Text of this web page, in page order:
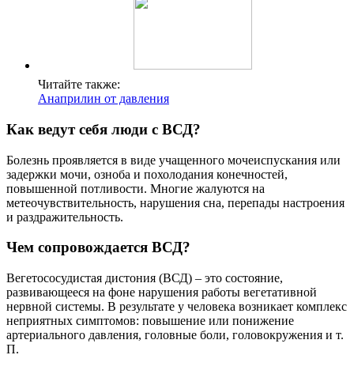
Читайте также:
Анаприлин от давления
Как ведут себя люди с ВСД?
Болезнь проявляется в виде учащенного мочеиспускания или
задержки мочи, озноба и похолодания конечностей,
повышенной потливости. Многие жалуются на
метеочувствительность, нарушения сна, перепады настроения
и раздражительность.
Чем сопровождается ВСД?
Вегетососудистая дистония (ВСД) – это состояние,
развивающееся на фоне нарушения работы вегетативной
нервной системы. В результате у человека возникает комплекс
неприятных симптомов: повышение или понижение
артериального давления, головные боли, головокружения и т.
П.